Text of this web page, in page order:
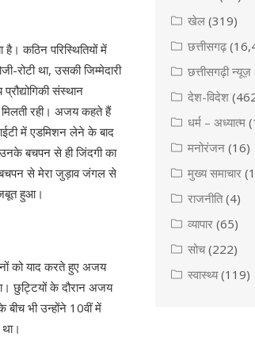
कठिन परिस्थितियों में
रोटी था, उसकी जिम्मेदारी
संस्थान
मिलती रही। अजय कहते हैं
में एडमिशन लेने के बाद
बचपन से ही जिंदगी का
बचपन से मेरा जुड़ाव जंगल से
हुआ।
को याद करते हुए अजय
छुट्टियों के दौरान अजय
भी उन्होंने 10वीं में
खेल (319)
छत्तीसगढ़
छत्तीसगढ़ी न्यूज़
देश-विदेश
धर्म – अध्यात्म
मनोरंजन (16)
मुख्य समाचार
राजनीति(4)
व्यापार (65)
सोच(222)
स्वास्थ्य(119)